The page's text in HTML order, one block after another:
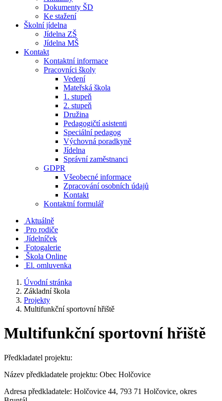
Dokumenty ŠD
Ke stažení
Školní jídelna
Jídelna ZŠ
Jídelna MŠ
Kontakt
Kontaktní informace
Pracovníci školy
Vedení
Mateřská škola
1. stupeň
2. stupeň
Družina
Pedagogičtí asistenti
Speciální pedagog
Výchovná poradkyně
Jídelna
Správní zaměstnanci
GDPR
Všeobecné informace
Zpracování osobních údajů
Kontakt
Kontaktní formulář
Aktuálně
Pro rodiče
Jídelníček
Fotogalerie
Škola Online
El. omluvenka
Úvodní stránka
Základní škola
Projekty
Multifunkční sportovní hřiště
Multifunkční sportovní hřiště
Předkladatel projektu:
Název předkladatele projektu: Obec Holčovice
Adresa předkladatele: Holčovice 44, 793 71 Holčovice, okres